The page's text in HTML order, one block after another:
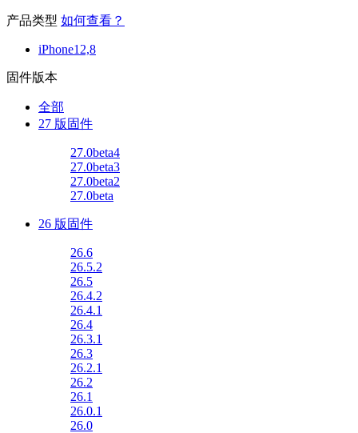
产品类型 如何查看？
iPhone12,8
固件版本
全部
27 版固件
27.0beta4
27.0beta3
27.0beta2
27.0beta
26 版固件
26.6
26.5.2
26.5
26.4.2
26.4.1
26.4
26.3.1
26.3
26.2.1
26.2
26.1
26.0.1
26.0